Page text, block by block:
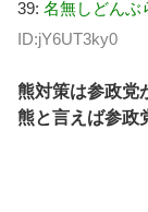
39: 名無しどんぶ
ID:jY6UT3ky0
熊対策は参政党
熊と言えば参政